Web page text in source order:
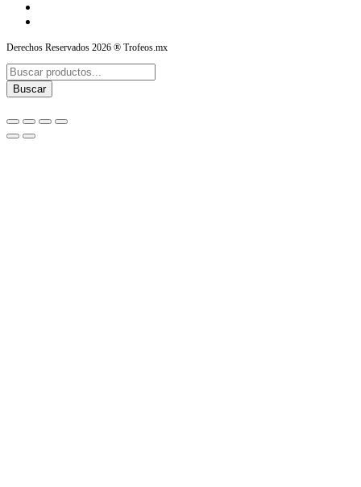
Derechos Reservados 2026 ® Trofeos.mx
Products
search
Buscar